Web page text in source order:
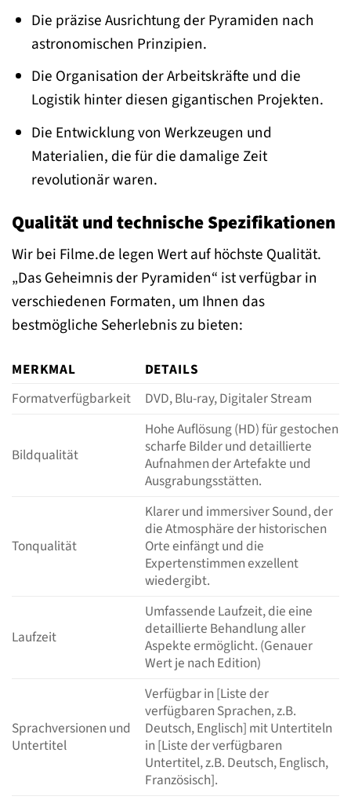
Die präzise Ausrichtung der Pyramiden nach
astronomischen Prinzipien.
Die Organisation der Arbeitskräfte und die
Logistik hinter diesen gigantischen Projekten.
Die Entwicklung von Werkzeugen und
Materialien, die für die damalige Zeit
revolutionär waren.
Qualität und technische Spezifikationen
Wir bei Filme.de legen Wert auf höchste Qualität.
„Das Geheimnis der Pyramiden“ ist verfügbar in
verschiedenen Formaten, um Ihnen das
bestmögliche Seherlebnis zu bieten:
MERKMAL
DETAILS
Formatverfügbarkeit
DVD, Blu-ray, Digitaler Stream
Bildqualität
Hohe Auflösung (HD) für gestochen
scharfe Bilder und detaillierte
Aufnahmen der Artefakte und
Ausgrabungsstätten.
Tonqualität
Klarer und immersiver Sound, der
die Atmosphäre der historischen
Orte einfängt und die
Expertenstimmen exzellent
wiedergibt.
Laufzeit
Umfassende Laufzeit, die eine
detaillierte Behandlung aller
Aspekte ermöglicht. (Genauer
Wert je nach Edition)
Sprachversionen und
Untertitel
Verfügbar in [Liste der
verfügbaren Sprachen, z.B.
Deutsch, Englisch] mit Untertiteln
in [Liste der verfügbaren
Untertitel, z.B. Deutsch, Englisch,
Französisch].